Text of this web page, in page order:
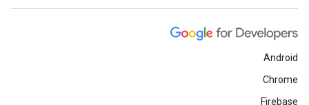
Android
Chrome
Firebase